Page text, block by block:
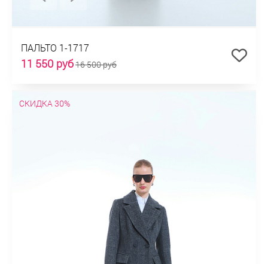
ПАЛЬТО 1-1717
11 550 руб16 500 руб
СКИДКА 30%